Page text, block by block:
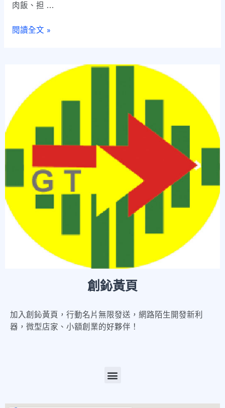
肉飯、担 …
閱讀全文 »
創鈊黃頁
加入創鈊黃頁，行動名片無限發送，網路陌生開發新利
器，微型店家、小額創業的好夥伴！